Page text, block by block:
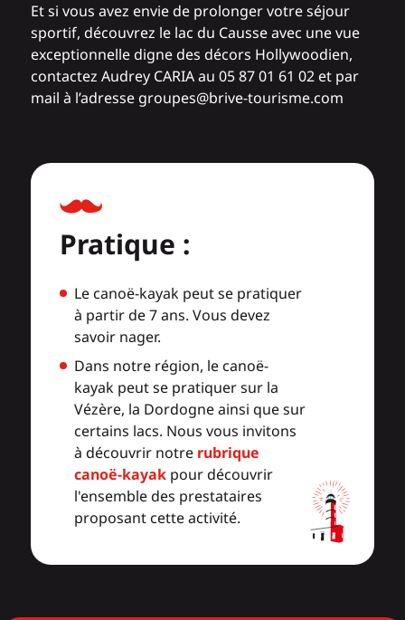
Et si vous avez envie de prolonger votre séjour
sportif, découvrez le lac du Causseavec une vue
exceptionnelle digne des décors Hollywoodien,
contactez Audrey CARIA au 05 87 01 61 02 et par
mail à l’adresse groupes@brive-tourisme.com
Pratique :
Le canoë-kayak peut se pratiquer
à partir de 7 ans. Vous devez
savoir nager.
Dans notre région, le canoë-
kayak peut se pratiquer sur la
Vézère, la Dordogne ainsi que sur
certains lacs. Nous vous invitons
à découvrir notre rubrique
canoë-kayak pour découvrir
l'ensemble des prestataires
proposant cette activité.